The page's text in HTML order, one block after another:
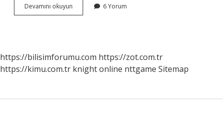
Devamını okuyun Dünyadaki
Ilk
6 Yorum
https://bilisimforumu.com https://zot.com.tr
https://kimu.com.tr knight online nttgame Sitemap